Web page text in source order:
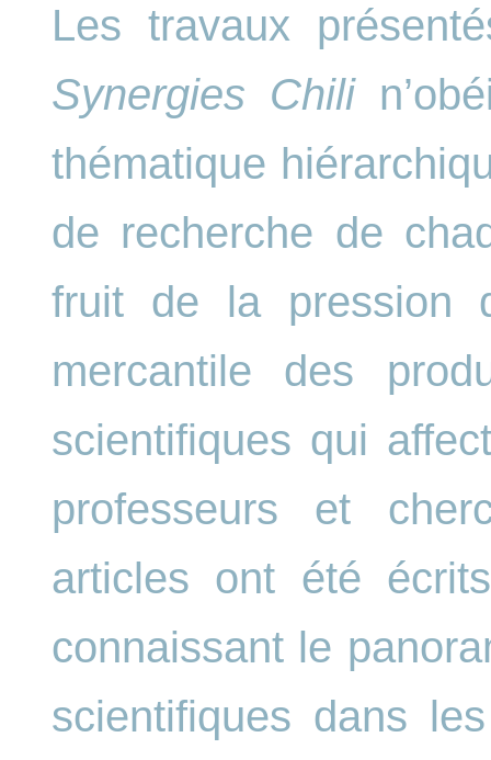
Les travaux
Synergies Chili
thématique
de recherche de
fruit de la pression
mercantile des
scientifiques qui
professeurs et
articles ont été
connaissant le
scientifiques dans